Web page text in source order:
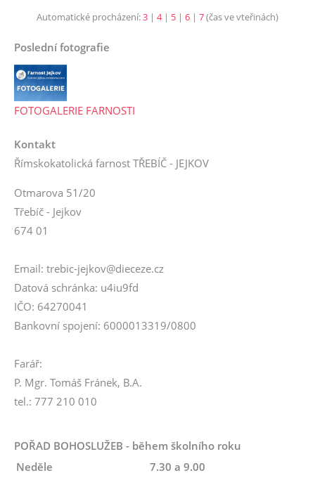
Automatické procházení:3 | 4| 5 | 6 | 7(čas ve vteřinách)
Poslední fotografie
FOTOGALERIE FARNOSTI
Kontakt
Římskokatolická farnost TŘEBÍČ - JEJKOV
Otmarova 51/20
Třebíč - Jejkov
674 01
Email: trebic-jejkov@dieceze.cz
Datová schránka: u4iu9fd
IČO: 64270041
Bankovní spojení: 6000013319/0800
Farář:
P. Mgr. Tomáš Fránek, B.A.
tel.: 777 210 010
POŘAD BOHOSLUŽEB - během školního roku
Neděle
7.30 a 9.00